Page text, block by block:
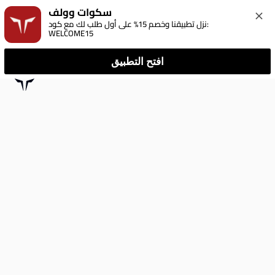
سكوات وولف
نزل تطبيقنا وخصم 15% على أول طلب لك مع كود:
WELCOME15
افتح التطبيق